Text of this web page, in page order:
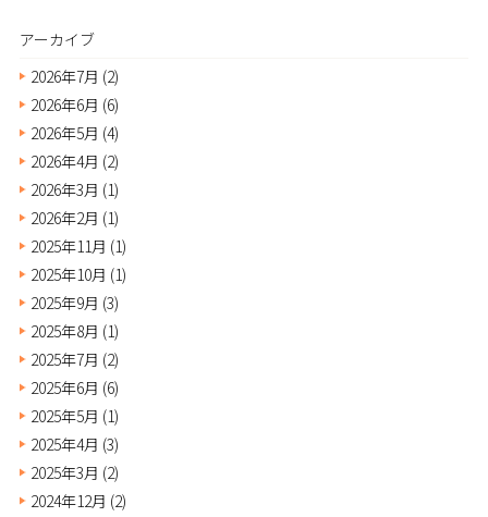
アーカイブ
2026年7月 (2)
2026年6月 (6)
2026年5月 (4)
2026年4月 (2)
2026年3月 (1)
2026年2月 (1)
2025年11月 (1)
2025年10月 (1)
2025年9月 (3)
2025年8月 (1)
2025年7月 (2)
2025年6月 (6)
2025年5月 (1)
2025年4月 (3)
2025年3月 (2)
2024年12月 (2)